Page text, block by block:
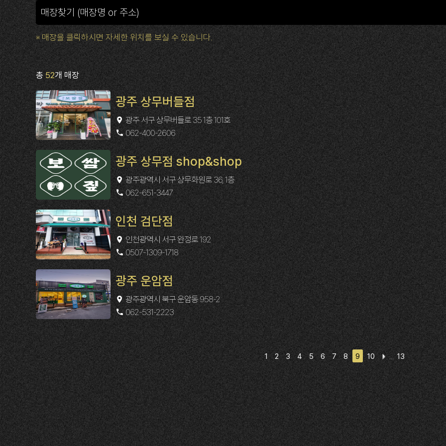
※ 매장을 클릭하시면 자세한 위치를 보실 수 있습니다.
총52개 매장
광주 상무버들점
광주 서구 상무버들로 35 1층 101호
062-400-2606
광주 상무점 shop&shop
광주광역시 서구 상무화원로 36, 1층
062-651-3447
인천 검단점
인천광역시 서구 완정로 192
0507-1309-1718
광주 운암점
광주광역시 북구 운암동 958-2
062-531-2223
1 2 3 4 5 6 7 8 9 10 ,,, 13